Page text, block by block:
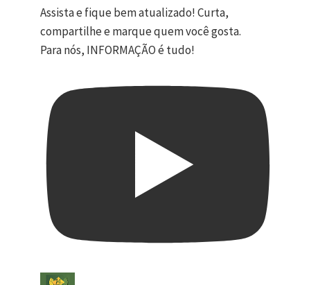
Assista e fique bem atualizado! Curta,
compartilhe e marque quem você gosta.
Para nós, INFORMAÇÃO é tudo!